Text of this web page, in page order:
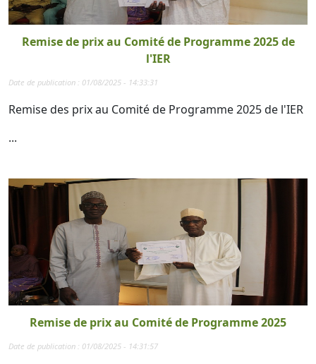
Remise de prix au Comité de Programme 2025 de
l'IER
Date de publication : 01/08/2025 - 14:33:31
Remise des prix au Comité de Programme 2025 de l'IER
...
Remise de prix au Comité de Programme 2025
Date de publication : 01/08/2025 - 14:31:57